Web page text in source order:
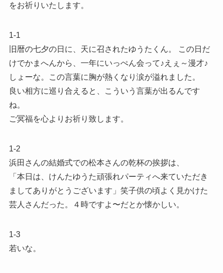
をお祈りいたします。
1-1
旧暦の七夕の日に、天に召されたゆうたくん。 この日だ
けでかまへんから、一年にいっぺん会って♪えぇ～漫才♪
しょーな。この言葉に胸が熱くなり涙が溢れました。
良い相方に巡り合えると、こういう言葉が出るんです
ね。
ご冥福を心よりお祈り致します。
1-2
浜田さんの結婚式での松本さんの乾杯の挨拶は、
「本日は、けんたゆうた頑張れパーティへ来ていただき
ましてありがとうございます」笑子供の頃よく見かけた
芸人さんだった。４時ですよ〜だとか懐かしい。
1-3
若いな。